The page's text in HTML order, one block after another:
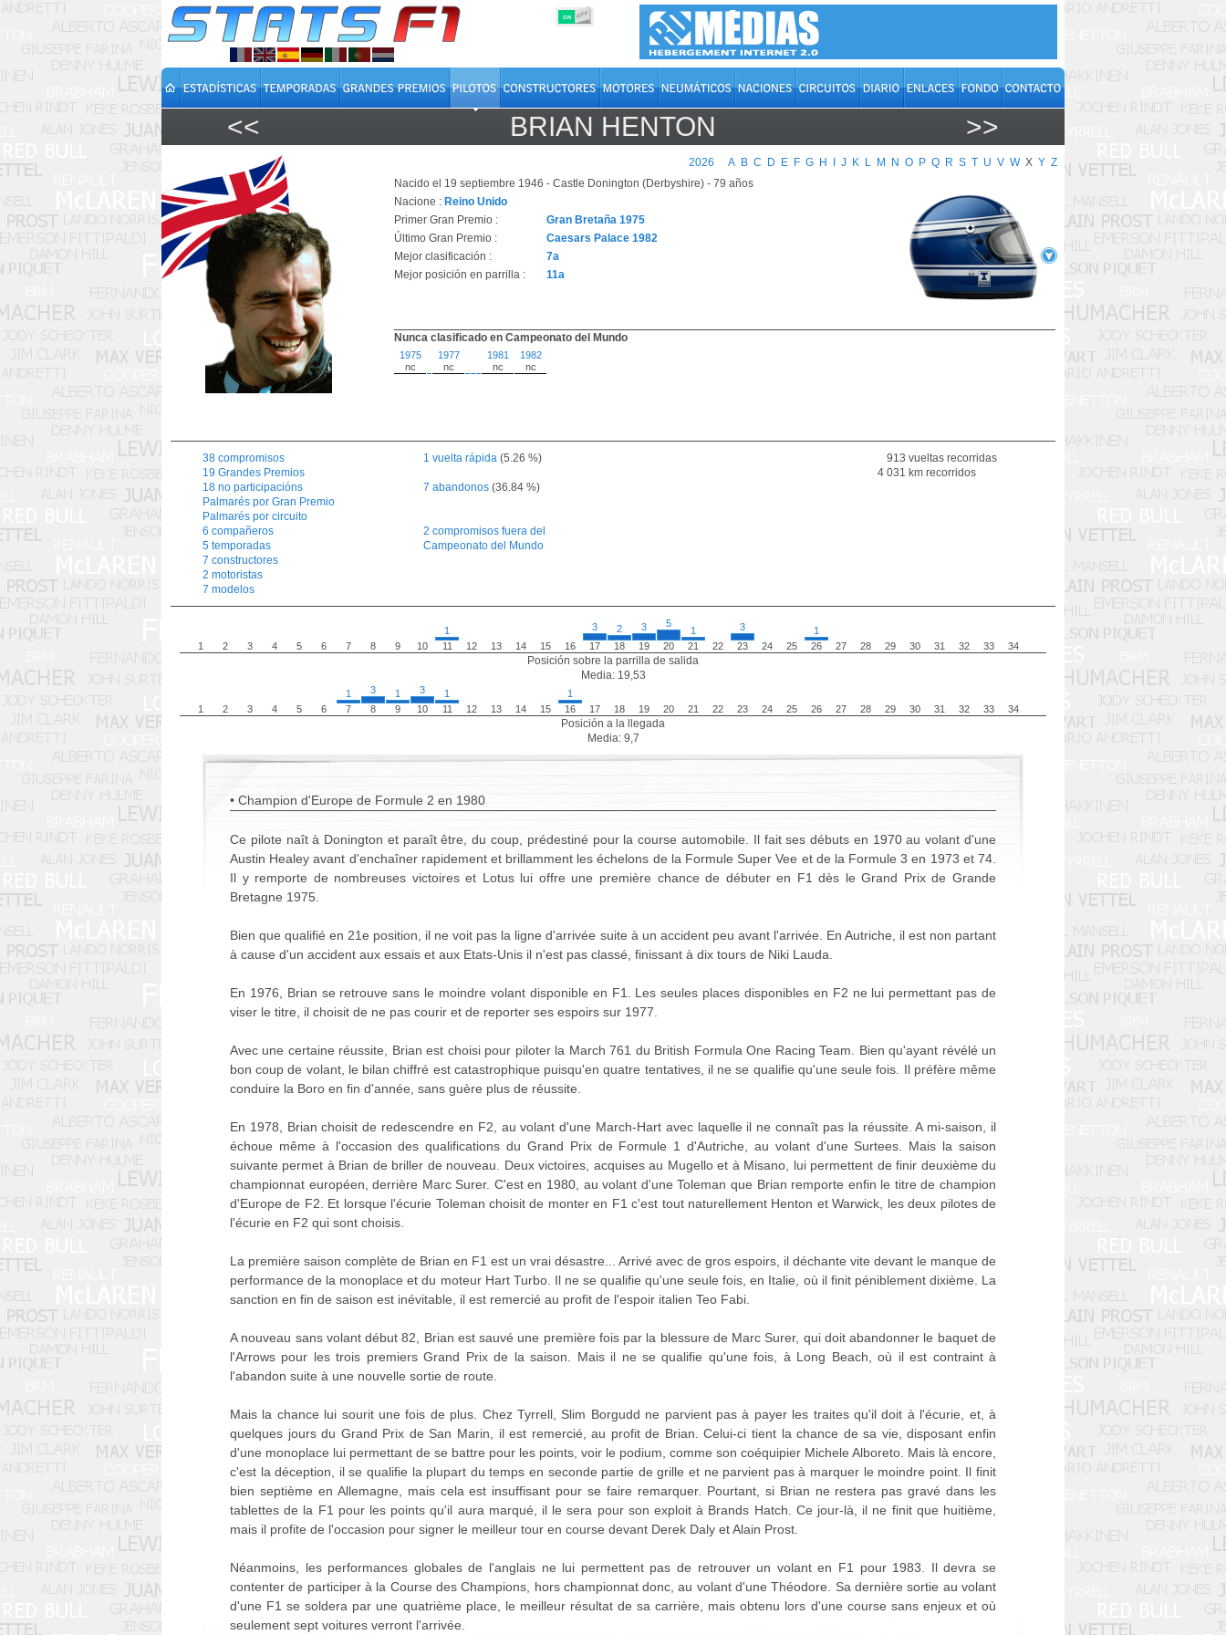
ON OFF
<< BRIAN HENTON >>
2026 A B C D E F G H J K L M N O P Q R S T U V W X Y Z
Nacido el 19 septiembre 1946 - Castle Donington (Derbyshire) - 79 años
Nacione : Reino Unido
Primer Gran Premio :
Gran Bretaña 1975
Último Gran Premio :
Caesars Palace 1982
Mejor clasificación :
7a
Mejor posición en parrilla :
11a
Nunca clasificado en Campeonato del Mundo
1975
nc
1977
nc
1981
nc
1982
nc
38 compromisos
19 Grandes Premios
18 no participacións
Palmarés por Gran Premio
Palmarés por circuito
6 compañeros
5 temporadas
7 constructores
2 motoristas
7 modelos
1 vuelta rápida (5.26 %)
7 abandonos (36.84 %)
2 compromisos fuera del
Campeonato del Mundo
913 vueltas recorridas
4 031 km recorridos
1 2 3 4 5 6 7 8 9 10
1
11
12 13 14 15 16
3
17
2
18
3
19
5
20
1
21
22
3
23
24 25
1
26
27 28 29 30 31 32 33 34
Posición sobre la parrilla de salida
Media: 19,53
1 2 3 4 5 6
1
7
3
8
1
9
3
10
1
11
12 13 14 15
1
16
17 18 19 20 21 22 23 24 25 26 27 28 29 30 31 32 33 34
Posición a la llegada
Media: 9,7
• Champion d'Europe de Formule 2 en 1980
Ce pilote naît à Donington et paraît être, du coup, prédestiné pour la course automobile. Il fait ses débuts en 1970 au volant d'une
Austin Healey avant d'enchaîner rapidement et brillamment les échelons de la Formule Super Vee et de la Formule 3 en 1973 et 74.
Il y remporte de nombreuses victoires et Lotus lui offre une première chance de débuter en F1 dès le Grand Prix de Grande
Bretagne 1975.
Bien que qualifié en 21e position, il ne voit pas la ligne d'arrivée suite à un accident peu avant l'arrivée. En Autriche, il est non partant
à cause d'un accident aux essais et aux Etats-Unis il n'est pas classé, finissant à dix tours de Niki Lauda.
En 1976, Brian se retrouve sans le moindre volant disponible en F1. Les seules places disponibles en F2 ne lui permettant pas de
viser le titre, il choisit de ne pas courir et de reporter ses espoirs sur 1977.
Avec une certaine réussite, Brian est choisi pour piloter la March 761 du British Formula One Racing Team. Bien qu'ayant révélé un
bon coup de volant, le bilan chiffré est catastrophique puisqu'en quatre tentatives, il ne se qualifie qu'une seule fois. Il préfère même
conduire la Boro en fin d'année, sans guère plus de réussite.
En 1978, Brian choisit de redescendre en F2, au volant d'une March-Hart avec laquelle il ne connaît pas la réussite. A mi-saison, il
échoue même à l'occasion des qualifications du Grand Prix de Formule 1 d'Autriche, au volant d'une Surtees. Mais la saison
suivante permet à Brian de briller de nouveau. Deux victoires, acquises au Mugello et à Misano, lui permettent de finir deuxième du
championnat européen, derrière Marc Surer. C'est en 1980, au volant d'une Toleman que Brian remporte enfin le titre de champion
d'Europe de F2. Et lorsque l'écurie Toleman choisit de monter en F1 c'est tout naturellement Henton et Warwick, les deux pilotes de
l'écurie en F2 qui sont choisis.
La première saison complète de Brian en F1 est un vrai désastre... Arrivé avec de gros espoirs, il déchante vite devant le manque de
performance de la monoplace et du moteur Hart Turbo. Il ne se qualifie qu'une seule fois, en Italie, où il finit péniblement dixième. La
sanction en fin de saison est inévitable, il est remercié au profit de l'espoir italien Teo Fabi.
A nouveau sans volant début 82, Brian est sauvé une première fois par la blessure de Marc Surer, qui doit abandonner le baquet de
l'Arrows pour les trois premiers Grand Prix de la saison. Mais il ne se qualifie qu'une fois, à Long Beach, où il est contraint à
l'abandon suite à une nouvelle sortie de route.
Mais la chance lui sourit une fois de plus. Chez Tyrrell, Slim Borgudd ne parvient pas à payer les traites qu'il doit à l'écurie, et, à
quelques jours du Grand Prix de San Marin, il est remercié, au profit de Brian. Celui-ci tient la chance de sa vie, disposant enfin
d'une monoplace lui permettant de se battre pour les points, voir le podium, comme son coéquipier Michele Alboreto. Mais là encore,
c'est la déception, il se qualifie la plupart du temps en seconde partie de grille et ne parvient pas à marquer le moindre point. Il finit
bien septième en Allemagne, mais cela est insuffisant pour se faire remarquer. Pourtant, si Brian ne restera pas gravé dans les
tablettes de la F1 pour les points qu'il aura marqué, il le sera pour son exploit à Brands Hatch. Ce jour-là, il ne finit que huitième,
mais il profite de l'occasion pour signer le meilleur tour en course devant Derek Daly et Alain Prost.
Néanmoins, les performances globales de l'anglais ne lui permettent pas de retrouver un volant en F1 pour 1983. Il devra se
contenter de participer à la Course des Champions, hors championnat donc, au volant d'une Théodore. Sa dernière sortie au volant
d'une F1 se soldera par une quatrième place, le meilleur résultat de sa carrière, mais obtenu lors d'une course sans enjeux et où
seulement sept voitures verront l'arrivée.